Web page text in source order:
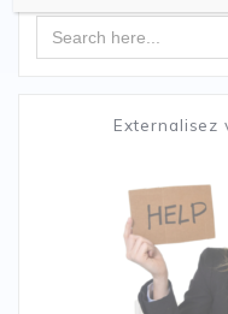
Externalisez